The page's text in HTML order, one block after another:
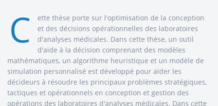
C
ette thèse porte sur l'optimisation de la conception
et des décisions opérationnelles des laboratoires
d'analyses médicales. Dans cette thèse, un outil
d'aide à la décision comprenant des modèles
mathématiques, un algorithme heuristique et un modèle de
simulation personnalisé est développé pour aider les
décideurs à résoudre les principaux problèmes stratégiques,
tactiques et opérationnels en conception et gestion des
opérations des laboratoires d'analyses médicales. Dans cette